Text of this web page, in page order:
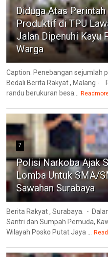
Diduga Atas
Produktif di TPU
Jalan Dipenuhi Kayu
Warga
Caption. Penebangan sejumlah
Bedali Berita Rakyat , Malang -
randu berukuran besa...
7
Polisi Narkoba Ajak
Lomba Untuk SMA/
Sawahan Surabaya
Berita Rakyat , Surabaya. -
Santri dan Sumpah Pemuda,
Wilayah Posko Putat Jaya ...